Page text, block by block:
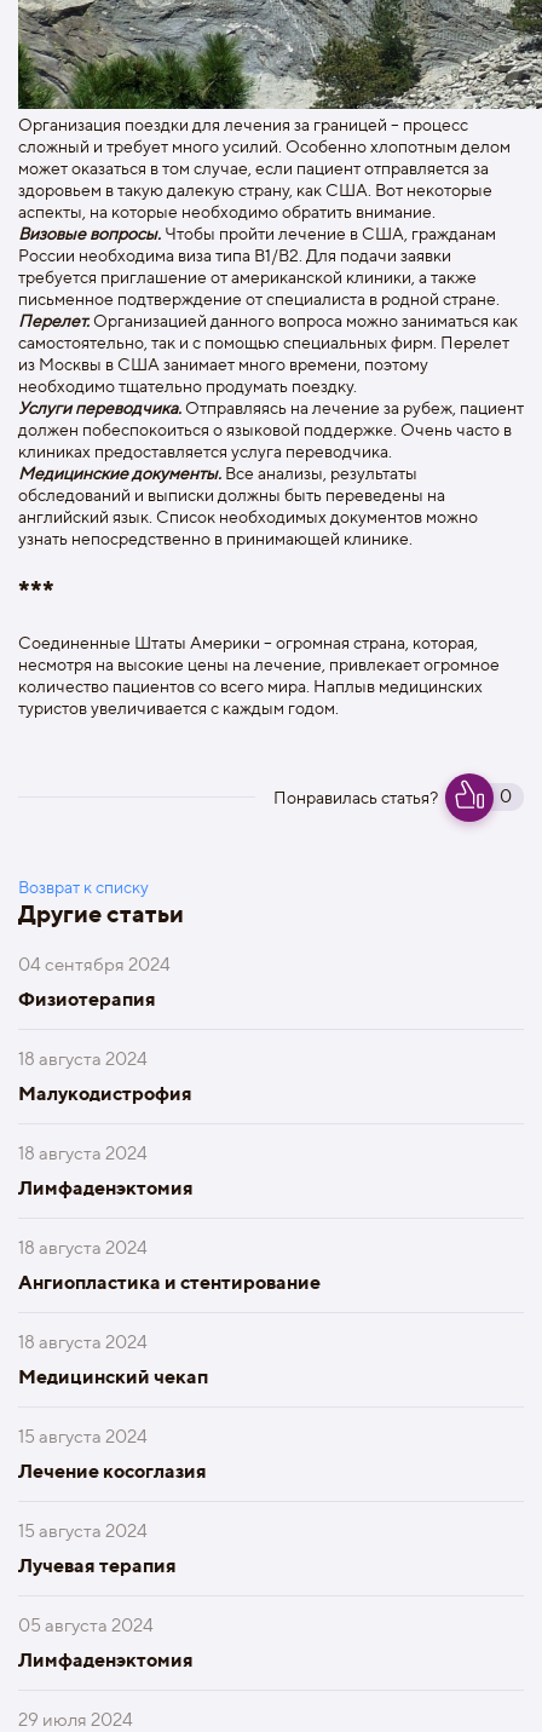
Организация поездки для лечения за границей – процесс
сложный и требует много усилий. Особенно хлопотным делом
может оказаться в том случае, если пациент отправляется за
здоровьем в такую далекую страну, как США. Вот некоторые
аспекты, на которые необходимо обратить внимание.
Визовые вопросы. Чтобы пройти лечение в США, гражданам
России необходима виза типа В1/В2. Для подачи заявки
требуется приглашение от американской клиники, а также
письменное подтверждение от специалиста в родной стране.
Перелет.Организацией данного вопроса можно заниматься как
самостоятельно, так и с помощью специальных фирм. Перелет
из Москвы в США занимает много времени, поэтому
необходимо тщательно продумать поездку.
Услуги переводчика.Отправляясь на лечение за рубеж, пациент
должен побеспокоиться о языковой поддержке. Очень часто в
клиниках предоставляется услуга переводчика.
Медицинские документы. Все анализы, результаты
обследований и выписки должны быть переведены на
английский язык. Список необходимых документов можно
узнать непосредственно в принимающей клинике.
***
Соединенные Штаты Америки – огромная страна, которая,
несмотря на высокие цены на лечение, привлекает огромное
количество пациентов со всего мира. Наплыв медицинских
туристов увеличивается с каждым годом.
Понравилась статья? 0
Возврат к списку
Другие статьи
04 сентября 2024
Физиотерапия
18 августа 2024
Малукодистрофия
18 августа 2024
Лимфаденэктомия
18 августа 2024
Ангиопластика и стентирование
18 августа 2024
Медицинский чекап
15 августа 2024
Лечение косоглазия
15 августа 2024
Лучевая терапия
05 августа 2024
Лимфаденэктомия
29 июля 2024